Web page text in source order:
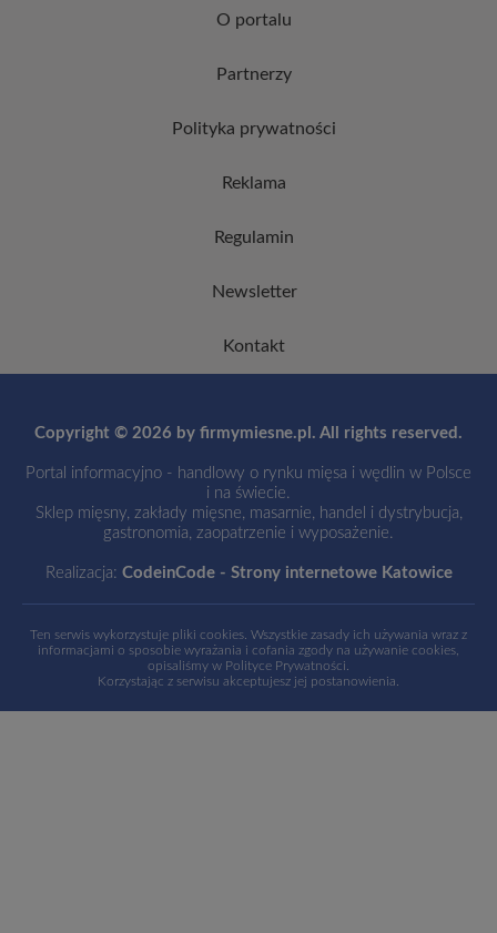
O portalu
Partnerzy
Polityka prywatności
Reklama
Regulamin
Newsletter
Kontakt
Copyright © 2026 by firmymiesne.pl. All rights reserved.
Portal informacyjno - handlowy o rynku mięsa i wędlin w Polsce
i na świecie.
Sklep mięsny, zakłady mięsne, masarnie, handel i dystrybucja,
gastronomia, zaopatrzenie i wyposażenie.
Realizacja: CodeinCode - Strony internetowe Katowice
Ten serwis wykorzystuje pliki cookies. Wszystkie zasady ich używania wraz z
informacjami o sposobie wyrażania i cofania zgody na używanie cookies,
opisaliśmy w Polityce Prywatności
Korzystając z serwisu akceptujesz jej postanowienia.